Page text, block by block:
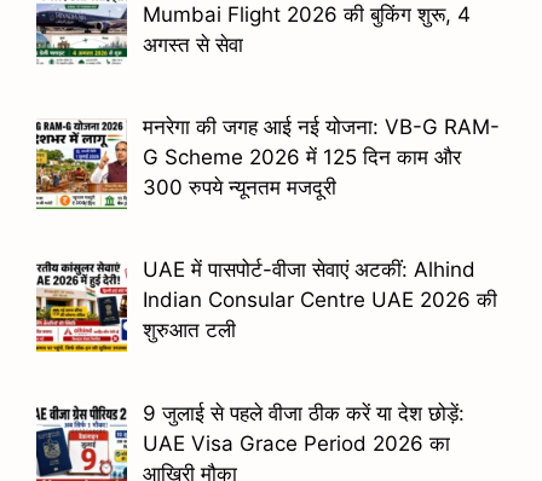
Mumbai Flight 2026 की बुकिंग शुरू, 4
अगस्त से सेवा
मनरेगा की जगह आई नई योजना: VB-G RAM-
G Scheme 2026 में 125 दिन काम और
300 रुपये न्यूनतम मजदूरी
UAE में पासपोर्ट-वीजा सेवाएं अटकीं: Alhind
Indian Consular Centre UAE 2026 की
शुरुआत टली
9 जुलाई से पहले वीजा ठीक करें या देश छोड़ें:
UAE Visa Grace Period 2026 का
आखिरी मौका